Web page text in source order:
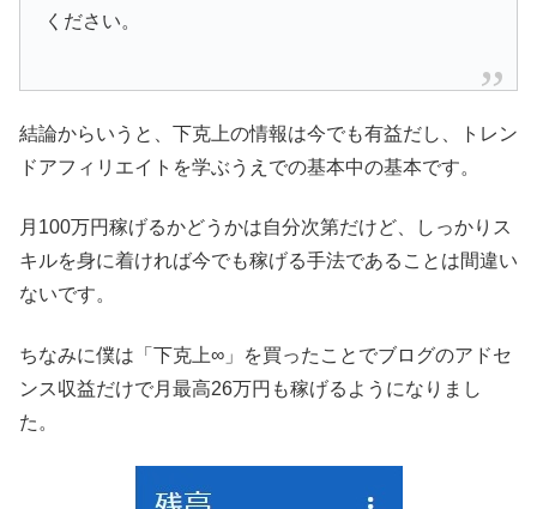
ください。
結論からいうと、下克上の情報は今でも有益だし、トレン
ドアフィリエイトを学ぶうえでの基本中の基本です。
月100万円稼げるかどうかは自分次第だけど、しっかりス
キルを身に着ければ今でも稼げる手法であることは間違い
ないです。
ちなみに僕は「下克上∞」を買ったことでブログのアドセ
ンス収益だけで月最高26万円も稼げるようになりまし
た。